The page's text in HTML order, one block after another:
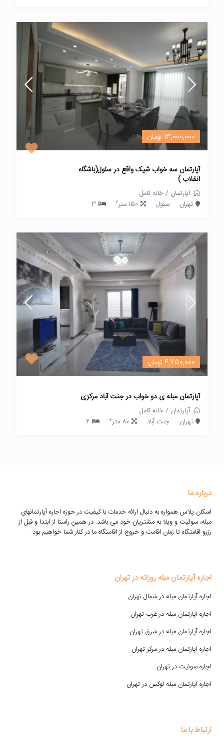
13,000,000 تومان
آپارتمان سه خواب شیک واقع در سئول(باشگاه
انقلاب )
آپارتمان /خانه کامل
تهران
سئول 150 متر 2
3
4,750,000 تومان
آپارتمان مبله ی دو خواب در جنت آباد مرکزی
آپارتمان /خانه کامل
تهران
جنت آباد 80 متر 2
2
درباره ما
اسکان پلاس همواره به دنبال ارائه خدمات با کیفیت در حوزه اجاره آپارتمانهای
مبله، سوئیت و ویلا به مشتریان خود می باشد. در همین راستا از ابتدا و قبل از
رزرو اقامتگاه تا زمان اقامت و خروج از اقامتگاه ما در کنار شما خواهیم بود.
اجاره آپارتمان مبله روزانه در تهران
اجاره آپارتمان مبله در شمال تهران
اجاره آپارتمان مبله در غرب تهران
اجاره آپارتمان مبله در شرق تهران
اجاره آپارتمان مبله در مرکز تهران
اجاره سوئیت در تهران
اجاره آپارتمان مبله لوکس در تهران
ارتباط با ما